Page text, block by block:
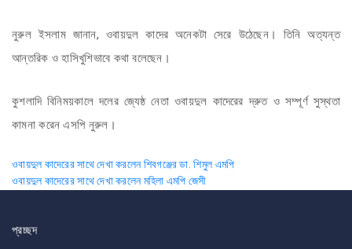
নুরুল ইসলাম জানান, ওবায়দুল কাদের অনেকটা সেরে উঠেছেন। তিনি অত্যন্ত
আন্তরিক ও হাসিখুশিভাবে কথা বলেছেন।
কুশলাদি বিনিময়কালে দলের জ্যেষ্ঠ নেতা ওবায়দুল কাদেরের দ্রুত ও সম্পূর্ণ সুস্থতা
কামনা করেন এসপি নুরুল।
Post
navigation
ওবায়দুল কাদেরের সাথে দেখা করলেন শিবগঞ্জের ডা. শিমুল এমপি
ওবায়দুল কাদেরের সাথে দেখা করলেন মহিলা এমপি জেসী
প্রচ্ছদ